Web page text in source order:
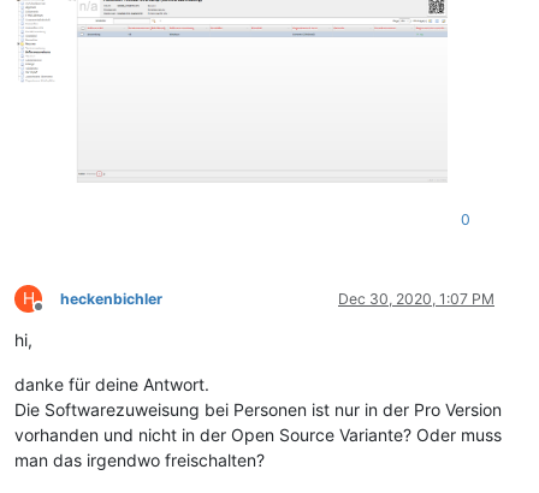
0
H
Offline
heckenbichler Dec 30, 2020, 1:07 PM
hi,
danke für deine Antwort.
Die Softwarezuweisung bei Personen ist nur in der Pro Version
vorhanden und nicht in der Open Source Variante? Oder muss
man das irgendwo freischalten?